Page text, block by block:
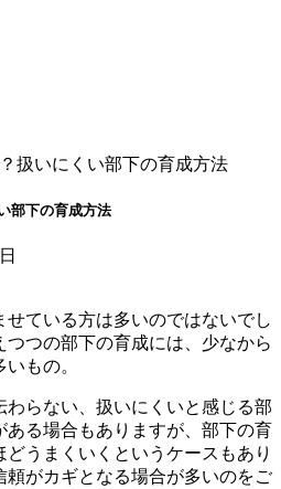
扱いにくい部下の育成方法
部下の育成方法
ている方は多いのではないでし
つつの部下の育成には、少なから
もの。
らない、扱いにくいと感じる部
る場合もありますが、部下の育
うまくいくというケースもあり
頼がカギとなる場合が多いのをご